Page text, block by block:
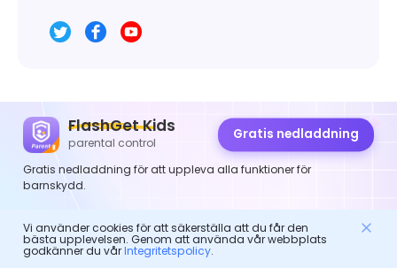
Lämna ett svar
FlashGet Kids
parental control
Gratis nedladdning
Gratis nedladdning för att uppleva alla funktioner för
barnskydd.
Vi använder cookies för att säkerställa att du får den
bästa upplevelsen. Genom att använda vår webbplats
godkänner du vårIntegritetspolicy.